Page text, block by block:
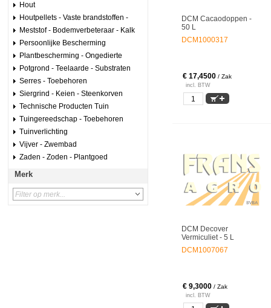
Hout
Houtpellets - Vaste brandstoffen -
Meststof - Bodemverbeteraar - Kalk
Persoonlijke Bescherming
Plantbescherming - Ongedierte
Potgrond - Teelaarde - Substraten
Serres - Toebehoren
Siergrind - Keien - Steenkorven
Technische Producten Tuin
Tuingereedschap - Toebehoren
Tuinverlichting
Vijver - Zwembad
Zaden - Zoden - Plantgoed
Merk
DCM Cacaodoppen -
50 L
DCM1000317
€ 17,4500 / Zak
incl. BTW
DCM Decover
Vermiculiet - 5 L
DCM1007067
€ 9,3000 / Zak
incl. BTW